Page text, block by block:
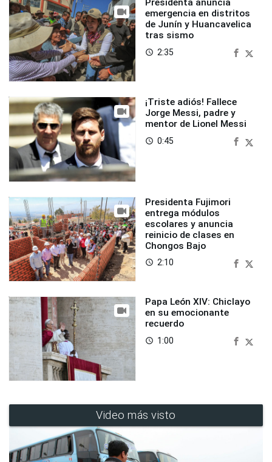
Presidenta anuncia
emergencia en distritos
de Junín y Huancavelica
tras sismo
access_time 2:35
¡Triste adiós! Fallece
Jorge Messi, padre y
mentor de Lionel Messi
access_time 0:45
Presidenta Fujimori
entrega módulos
escolares y anuncia
reinicio de clases en
Chongos Bajo
access_time 2:10
Papa León XIV: Chiclayo
en su emocionante
recuerdo
access_time 1:00
Video más visto